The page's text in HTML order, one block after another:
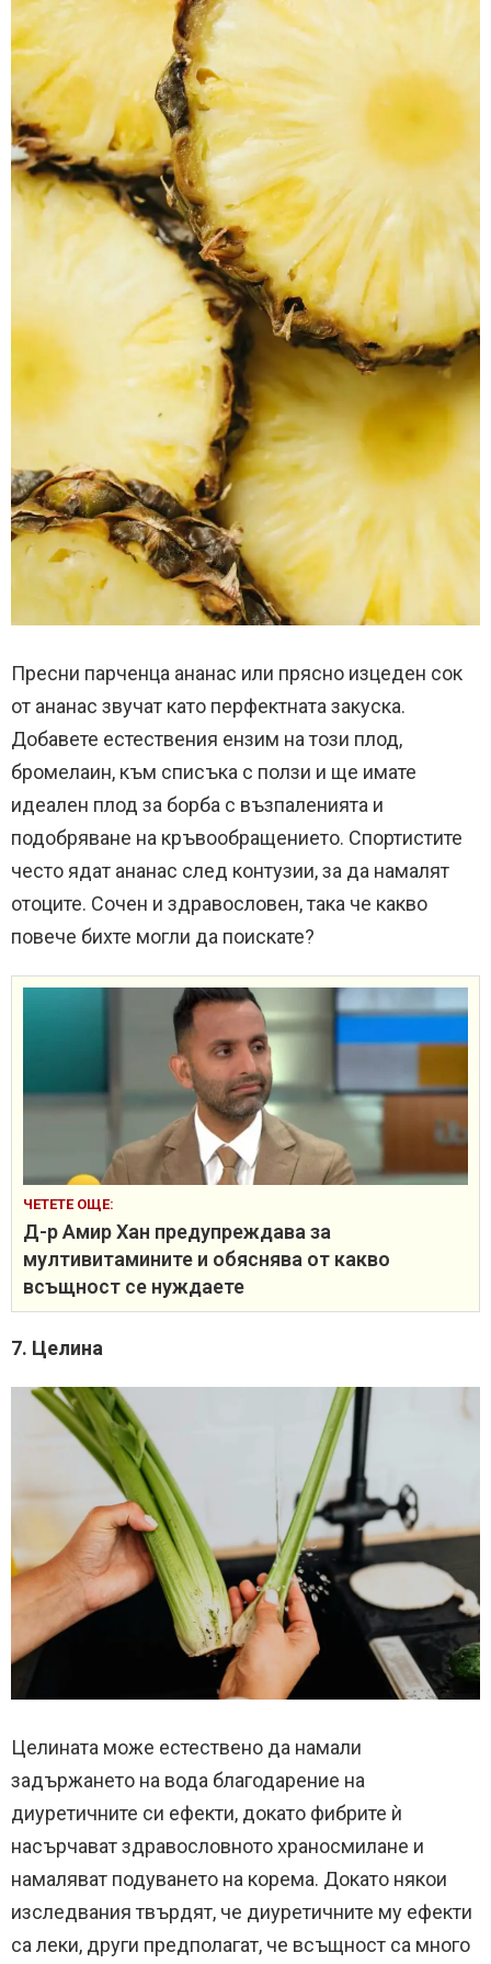
Пресни парченца ананас или прясно изцеден сок
от ананас звучат като перфектната закуска.
Добавете естествения ензим на този плод,
бромелаин, към списъка с ползи и ще имате
идеален плод за борба с възпаленията и
подобряване на кръвообращението. Спортистите
често ядат ананас след контузии, за да намалят
отоците. Сочен и здравословен, така че какво
повече бихте могли да поискате?
ЧЕТЕТЕ ОЩЕ:
Д-р Амир Хан предупреждава за
мултивитамините и обяснява от какво
всъщност се нуждаете
7. Целина
Целината може естествено да намали
задържането на вода благодарение на
диуретичните си ефекти, докато фибрите ѝ
насърчават здравословното храносмилане и
намаляват подуването на корема. Докато някои
изследвания твърдят, че диуретичните му ефекти
са леки, други предполагат, че всъщност са много